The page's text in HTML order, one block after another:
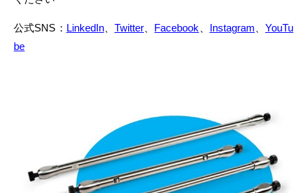
公式SNS： LinkedIn、Twitter Facebook Instagram 、YouTu
be